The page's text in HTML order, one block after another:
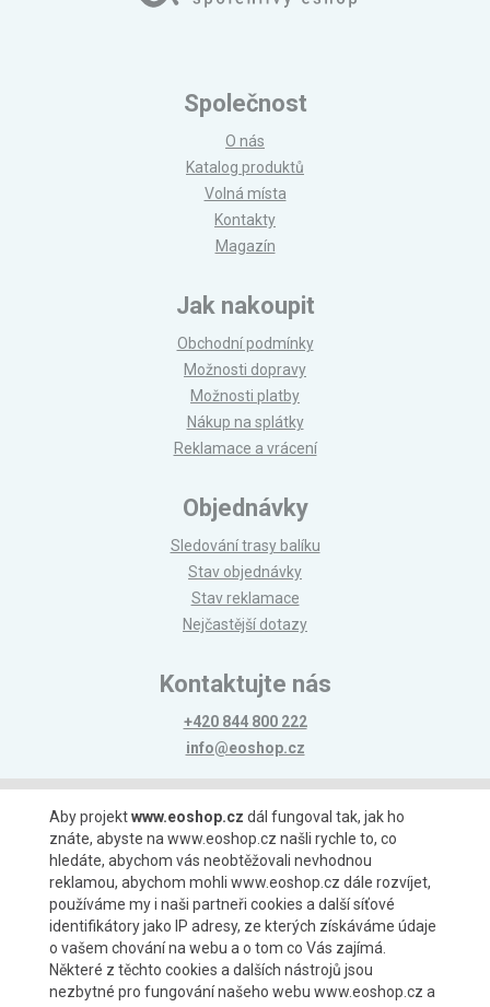
Společnost
O nás
Katalog produktů
Volná místa
Kontakty
Magazín
Jak nakoupit
Obchodní podmínky
Možnosti dopravy
Možnosti platby
Nákup na splátky
Reklamace a vrácení
Objednávky
Sledování trasy balíku
Stav objednávky
Stav reklamace
Nejčastější dotazy
Kontaktujte nás
+420 844 800 222
info@eoshop.cz
Možnosti platby
Možnosti dopravy
Aby projektwww.eoshop.cz dál fungoval tak, jak ho
znáte, abyste na www.eoshop.cz našli rychle to, co
hledáte, abychom vás neobtěžovali nevhodnou
reklamou, abychom mohli www.eoshop.cz dále rozvíjet,
používáme my i naši partneři cookies a další síťové
identifikátory jako IP adresy, ze kterých získáváme údaje
o vašem chování na webu a o tom co Vás zajímá.
Některé z těchto cookies a dalších nástrojů jsou
nezbytné pro fungování našeho webu www.eoshop.cz a